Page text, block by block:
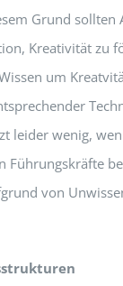
Grund sollten
Kreativität zu
um
leider wenig,
Führungskräfte
von